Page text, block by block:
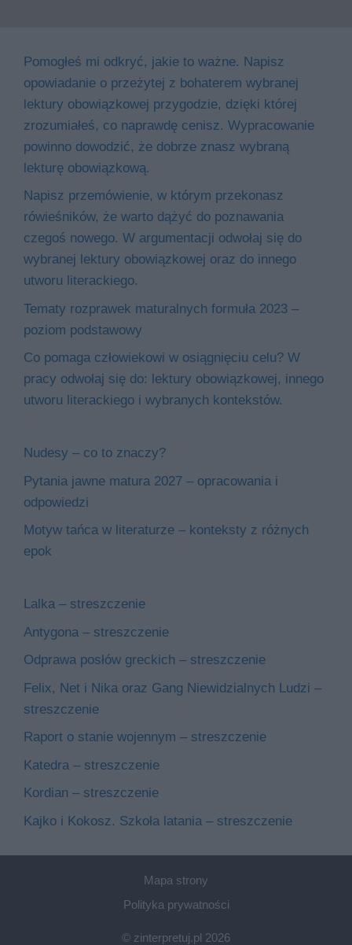
Pomogłeś mi odkryć, jakie to ważne. Napisz
opowiadanie o przeżytej z bohaterem wybranej
lektury obowiązkowej przygodzie, dzięki której
zrozumiałeś, co naprawdę cenisz. Wypracowanie
powinno dowodzić, że dobrze znasz wybraną
lekturę obowiązkową.
Napisz przemówienie, w którym przekonasz
rówieśników, że warto dążyć do poznawania
czegoś nowego. W argumentacji odwołaj się do
wybranej lektury obowiązkowej oraz do innego
utworu literackiego.
Tematy rozprawek maturalnych formuła 2023 –
poziom podstawowy
Co pomaga człowiekowi w osiągnięciu celu? W
pracy odwołaj się do: lektury obowiązkowej, innego
utworu literackiego i wybranych kontekstów.
Nudesy – co to znaczy?
Pytania jawne matura 2027 – opracowania i
odpowiedzi
Motyw tańca w literaturze – konteksty z różnych
epok
Lalka – streszczenie
Antygona – streszczenie
Odprawa posłów greckich – streszczenie
Felix, Net i Nika oraz Gang Niewidzialnych Ludzi –
streszczenie
Raport o stanie wojennym – streszczenie
Katedra – streszczenie
Kordian – streszczenie
Kajko i Kokosz. Szkoła latania – streszczenie
Mapa strony
Polityka prywatności
© zinterpretuj.pl 2026